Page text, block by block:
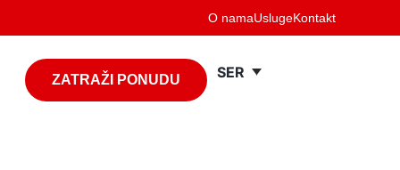
O namaUslugeKontakt
ZATRAŽI PONUDU SER